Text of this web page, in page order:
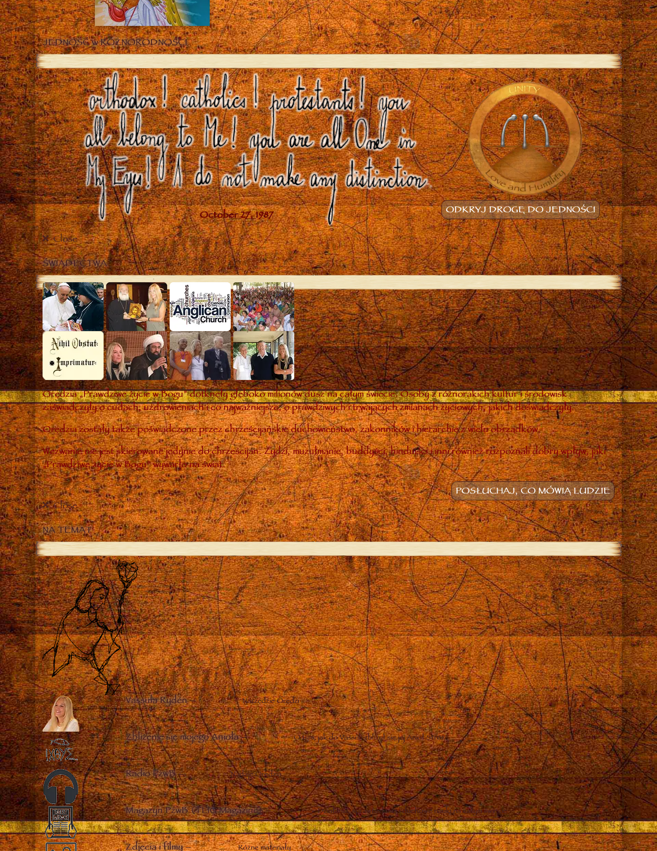
JEDNOŚĆ w RÓŻNORODNOŚCI
ODKRYJ DROGĘ DO JEDNOŚCI
Close
ŚWIADECTWA
Orędzia „Prawdziwe życie w Bogu” dotknęły głęboko milionów dusz na całym świecie. Osoby z różnorakich kultur i środowisk
zaświadczyły o cudach, uzdrowieniach i co najważniejsze, o prawdziwych i trwających zmianach życiowych, jakich doświadczyły.
Orędzia zostały także poświadczone przez chrześcijańskie duchowieństwo, zakonników i hierarchię z wielu obrządków.
Wezwanie nie jest skierowane jedynie do chrześcijan. Żydzi, muzułmanie, buddyści, hinduiści i inni również rozpoznali dobry wpływ, jaki
„Prawdziwe życie w Bogu” wywarło na świat.
POSŁUCHAJ, CO MÓWIĄ LUDZIE
Close
NA TEMAT
Vassula Rydén– Narzędzie Orędzi
Zbliżenie się mojego Anioła– O tym, jak do Vassuli zbliżył się jej Anioł Stróż
Radio PżwB– Nadaje Orędzia
Magazyn PżwB (TLIG Magazine)– Działania, sprawozdania i duchowe nauki na całym świecie
Zdjęcia i filmy– Różne materiały